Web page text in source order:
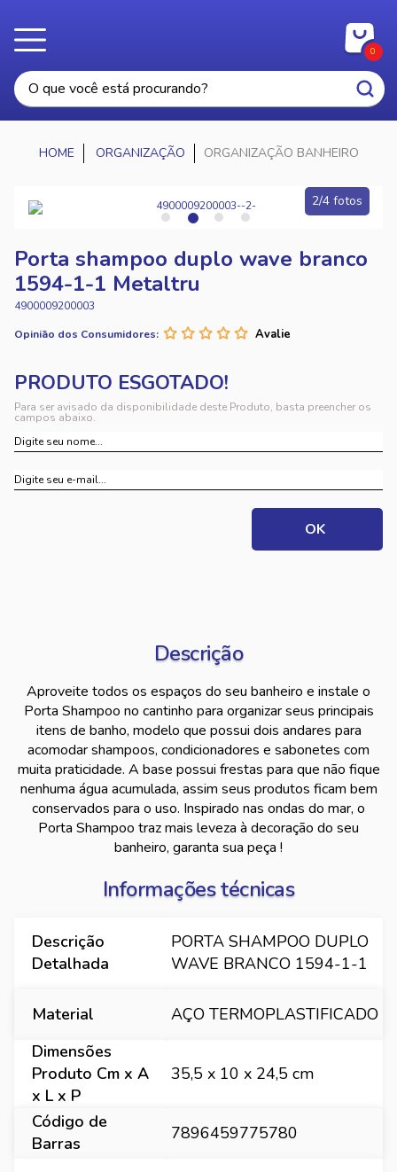
0
ORGANIZAÇÃO ORGANIZAÇÃO BANHEIRO
2/4 fotos
Porta shampoo duplo wave branco
1594-1-1 Metaltru
4900009200003
Opinião dos Consumidores:
Para ser avisado da disponibilidade deste Produto, basta preencher os
campos abaixo.
Descrição
Aproveite todos os espaços do seu banheiro e instale o
Porta Shampoo no cantinho para organizar seus principais
itens de banho, modelo que possui dois andares para
acomodar shampoos, condicionadores e sabonetes com
muita praticidade. A base possui frestas para que não fique
nenhuma água acumulada, assim seus produtos ficam bem
conservados para o uso. Inspirado nas ondas do mar, o
Porta Shampoo traz mais leveza à decoração do seu
banheiro, garanta sua peça !
Informações técnicas
Descrição
Detalhada
PORTA SHAMPOO DUPLO
WAVE BRANCO 1594-1-1
Material
AÇO TERMOPLASTIFICADO
Dimensões
Produto Cm x A
x L x P
35,5 x 10 x 24,5 cm
Código de
Barras
7896459775780